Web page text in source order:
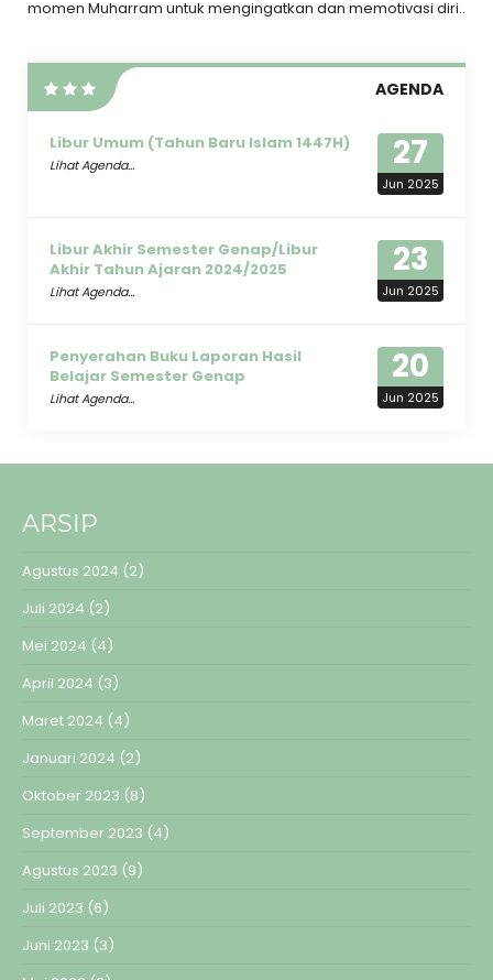
momen Muharram untuk mengingatkan dan memotivasi diri..
AGENDA
27
Jun 2025
Libur Umum (Tahun Baru Islam 1447H)
Lihat Agenda...
23
Jun 2025
Libur Akhir Semester Genap/Libur
Akhir Tahun Ajaran 2024/2025
Lihat Agenda...
20
Jun 2025
Penyerahan Buku Laporan Hasil
Belajar Semester Genap
Lihat Agenda...
ARSIP
Agustus 2024 (2)
Juli 2024 (2)
Mei 2024 (4)
April 2024 (3)
Maret 2024 (4)
Januari 2024 (2)
Oktober 2023 (8)
September 2023 (4)
Agustus 2023 (9)
Juli 2023 (6)
Juni 2023 (3)